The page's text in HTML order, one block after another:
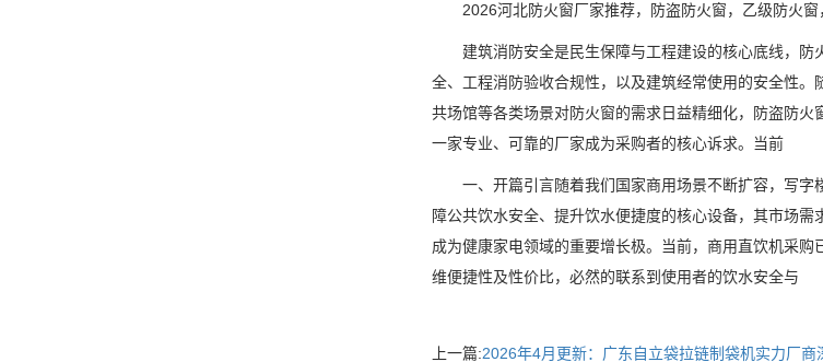
2026河北防火窗厂家推荐，防盗防火窗，乙级防火窗
建筑消防安全是民生保障与工程建设的核心底线，防
全、工程消防验收合规性，以及建筑经常使用的安全性
共场馆等各类场景对防火窗的需求日益精细化，防盗防
一家专业、可靠的厂家成为采购者的核心诉求。当前
一、开篇引言随着我们国家商用场景不断扩容，写字
障公共饮水安全、提升饮水便捷度的核心设备，其市场
成为健康家电领域的重要增长极。当前，商用直饮机采
维便捷性及性价比，必然的联系到使用者的饮水安全与
上一篇:2026年4月更新：广东自立袋拉链制袋机实力厂商